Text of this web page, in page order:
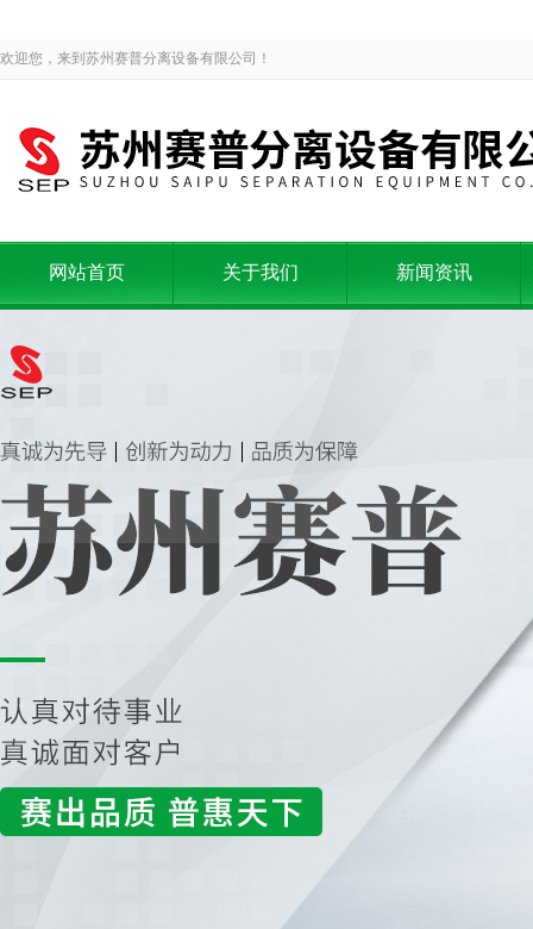
欢迎您，来到苏州赛普分离设备有限公司！
网站首页 关于我们 新闻资讯